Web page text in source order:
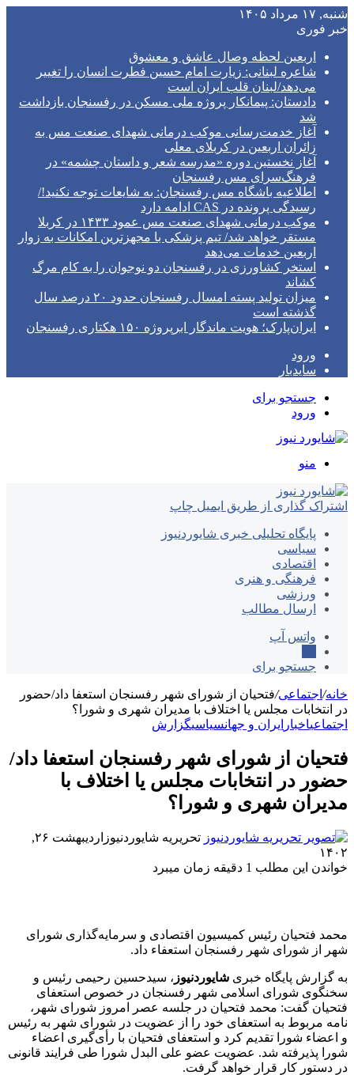
شنبه, ۱۷ مرداد ۱۴۰۵
خبر فوری
اربعین لحظه وصال عاشق و معشوق
شاعره لبنانی: زیارت امام حسین فطرت انسان را تغییر
می‌دهد/لبنان قلب ایران است
دادستان: پیمانکار پروژه ملی مسکن در رفسنجان بازداشت
شد
آغاز خدمت‌رسانی موکب درمانی شهدای صنعت مس به
زائران اربعین در کربلای معلی
آغاز نخستین دوره «مدرسه شعر و داستان چشمه» در
فرهنگ‌سرای مس رفسنجان
اطلاعیه باشگاه مس رفسنجان: به شایعات توجه نکنید!/
رسیدگی پرونده در CAS ادامه دارد
موکب درمانی شهدای صنعت مس عمود ۱۴۳۳ در کربلا
مستقر خواهد شد/ تیم پزشکی با مجهزترین امکانات به زوار
اربعین خدمات می‌دهد
استخر کشاورزی در رفسنجان دو نوجوان را به کام مرگ
کشاند
میزان تولید پسته امسال رفسنجان حدود ۲۰ درصد سال
گذشته است
ایران‌پارک؛ هویت ماندگار ابرپروژه ۱۵۰ هکتاری رفسنجان
ورود
سایدبار
جستجو برای
ورود
منو
اشتراک گذاری از طریق ایمیل چاپ
پایگاه تحلیلی خبری شایوردنیوز
سیاسی
اقتصادی
فرهنگی و هنری
ورزشی
ارسال مطالب
واتس آپ
جستجو برای
خانه/ اجتماعی/فتحیان از شورای شهر رفسنجان استعفا داد/حضور
در انتخابات مجلس یا اختلاف با مدیران شهری و شورا؟
اجتماعیاخبار ایران و جهانسیاسیگزارش
فتحیان از شورای شهر رفسنجان استعفا داد/
حضور در انتخابات مجلس یا اختلاف با
مدیران شهری و شورا؟
تحریریه شایوردنیوز
اردیبهشت ۲۶,
۱۴۰۲
خواندن این مطلب 1 دقیقه زمان میبرد
محمد فتحیان رئیس کمیسیون اقتصادی و سرمایه‌گذاری شورای
شهر از شورای شهر رفسنجان استعفاء داد.
به گزارش پایگاه خبری شایوردنیوز ، سیدحسین رحیمی رئیس و
سخنگوی شورای اسلامی شهر رفسنجان در خصوص استعفای
فتحیان گفت: محمد فتحیان در جلسه عصر امروز شورای شهر،
نامه مربوط به استعفای خود را از عضویت در شورای شهر به رئیس
و اعضاء شورا تقدیم کرد و استعفای فتحیان با رأی‌گیری اعضاء
شورا پذیرفته شد. عضویت عضو علی البدل شورا طی فرایند قانونی
در دستور کار قرار خواهد گرفت.